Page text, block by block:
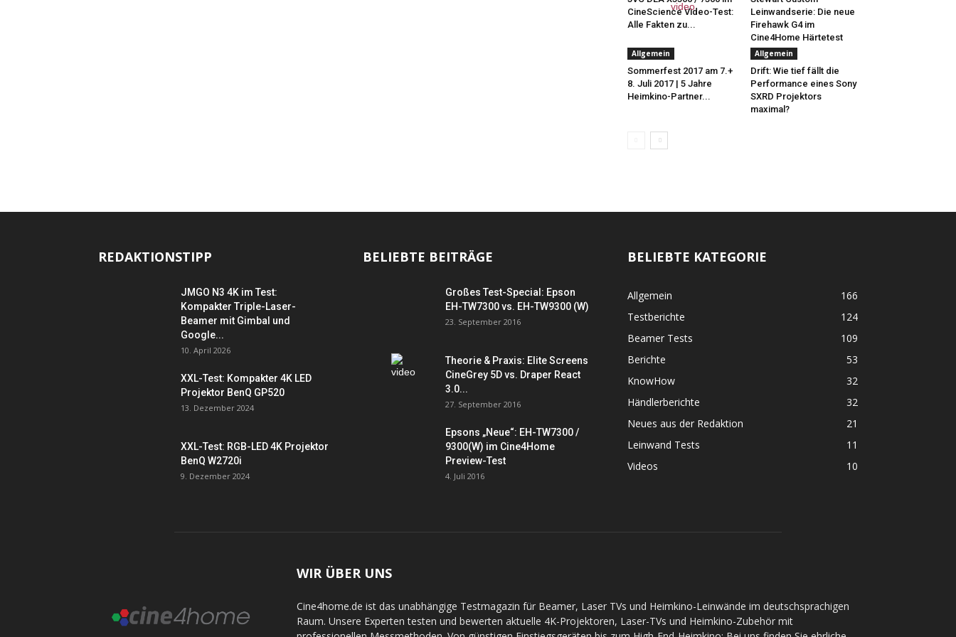
CineScience Video-Test:
Alle Fakten zu...
Leinwandserie: Die neue
Firehawk G4 im
Cine4Home Härtetest
Allgemein
Sommerfest 2017 am 7.+
8. Juli 2017 | 5 Jahre
Heimkino-Partner...
Allgemein
Drift: Wie tief fällt die
Performance eines Sony
SXRD Projektors
maximal?
REDAKTIONSTIPP
JMGO N3 4K im Test:
Kompakter Triple-Laser-
Beamer mit Gimbal und
Google...
10. April 2026
XXL-Test: Kompakter 4K LED
Projektor BenQ GP520
13. Dezember 2024
XXL-Test: RGB-LED 4K Projektor
BenQ W2720i
9. Dezember 2024
BELIEBTE BEITRÄGE
Großes Test-Special: Epson
EH-TW7300 vs. EH-TW9300 (W)
23. September 2016
Theorie & Praxis: Elite Screens
CineGrey 5D vs. Draper React
3.0...
27. September 2016
Epsons „Neue“: EH-TW7300 /
9300(W) im Cine4Home
Preview-Test
4. Juli 2016
BELIEBTE KATEGORIE
Allgemein
166
Testberichte
124
Beamer Tests
109
Berichte
53
KnowHow
32
Händlerberichte
32
Neues aus der Redaktion
21
Leinwand Tests
11
Videos
10
WIR ÜBER UNS
Cine4home.de ist das unabhängige Testmagazin für Beamer, Laser TVs und Heimkino-Leinwände im deutschsprachigen
Raum. Unsere Experten testen und bewerten aktuelle 4K-Projektoren, Laser-TVs und Heimkino-Zubehör mit